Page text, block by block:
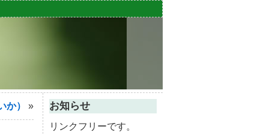
か） » お知らせ
リンクフリーです。